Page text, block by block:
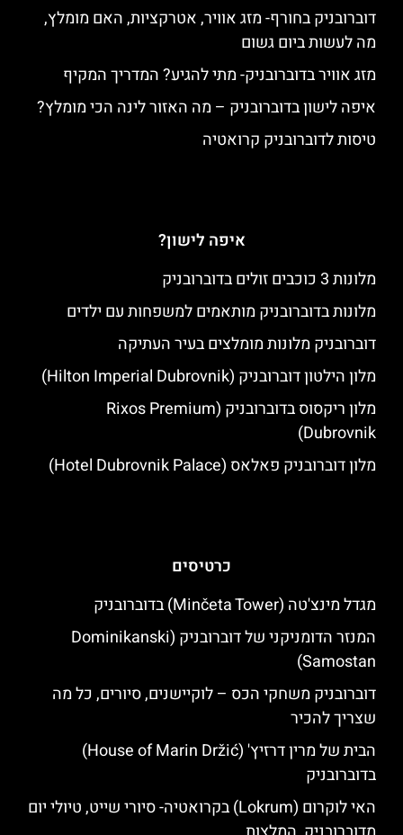
דוברובניק בחורף- מזג אוויר, אטרקציות, האם מומלץ,
מה לעשות ביום גשום
מזג אוויר בדוברובניק- מתי להגיע? המדריך המקיף
איפה לישון בדוברובניק – מה האזור לינה הכי מומלץ?
טיסות לדוברובניק קרואטיה
איפה לישון?
מלונות 3 כוכבים זולים בדוברובניק
מלונות בדוברובניק מותאמים למשפחות עם ילדים
דוברובניק מלונות מומלצים בעיר העתיקה
מלון הילטון דוברובניק (Hilton Imperial Dubrovnik)
מלון ריקסוס בדוברובניק (Rixos Premium
Dubrovnik)
מלון דוברובניק פאלאס (Hotel Dubrovnik Palace)
כרטיסים
מגדל מינצ'טה (Minčeta Tower) בדוברובניק
המנזר הדומניקני של דוברובניק (Dominikanski
Samostan)
דוברובניק משחקי הכס – לוקיישנים, סיורים, כל מה
שצריך להכיר
הבית של מרין דרזיץ' (House of Marin Držić)
בדוברובניק
האי לוקרום (Lokrum) בקרואטיה- סיורי שייט, טיולי יום